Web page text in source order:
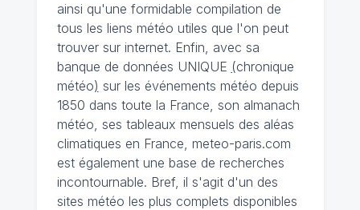
ainsi qu'une formidable compilation de
tous les liens météo utiles que l'on peut
trouver sur internet. Enfin, avec sa
banque de données UNIQUE (chronique
météo) sur les événements météo depuis
1850 dans toute la France, son almanach
météo, ses tableaux mensuels des aléas
climatiques en France, meteo-paris.com
est également une base de recherches
incontournable. Bref, il s'agit d'un des
sites météo les plus complets disponibles